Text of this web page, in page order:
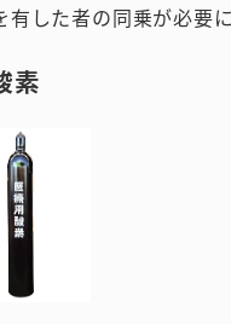
有した者の同乗が必要
素